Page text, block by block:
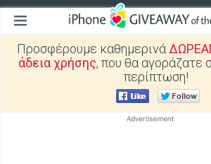
Προσφέρουμε καθημερινά
άδεια χρήσης, που θα αγοράζατε
περίπτωση!